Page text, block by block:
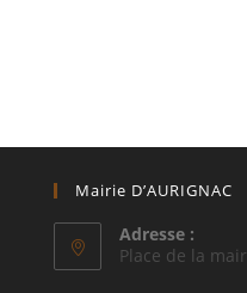
Mairie D’AURIGNAC
Adresse :
Place de la